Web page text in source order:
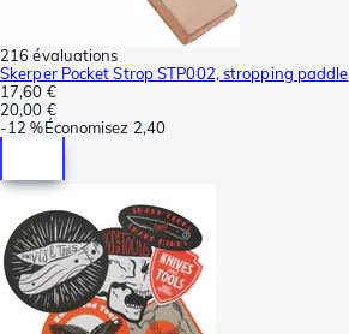
216 évaluations
Skerper Pocket Strop STP002, stropping paddle
17,60 €
20,00 €
-12 %Économisez 2,40